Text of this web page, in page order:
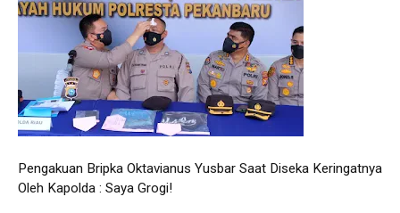
Pengakuan Bripka Oktavianus Yusbar Saat Diseka Keringatnya
Oleh Kapolda : Saya Grogi!